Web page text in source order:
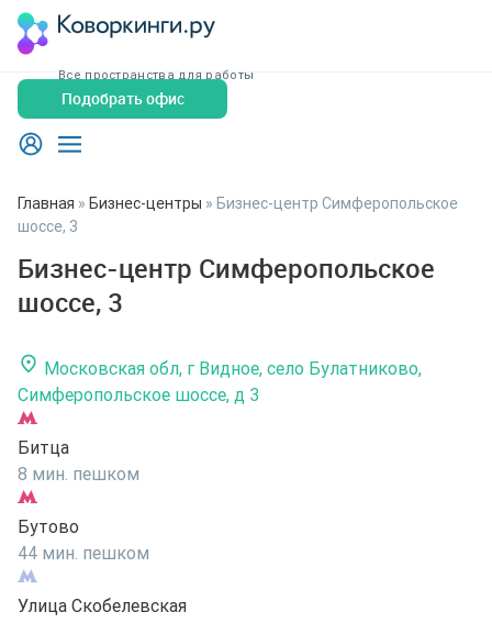
Все пространства для работы
Подобрать офис
Главная » Бизнес-центры » Бизнес-центр Симферопольское
шоссе, 3
Бизнес-центр Симферопольское
шоссе, 3
Московская обл, г Видное, село Булатниково,
Симферопольское шоссе, д 3
Битца
8 мин. пешком
Бутово
44 мин. пешком
Улица Скобелевская